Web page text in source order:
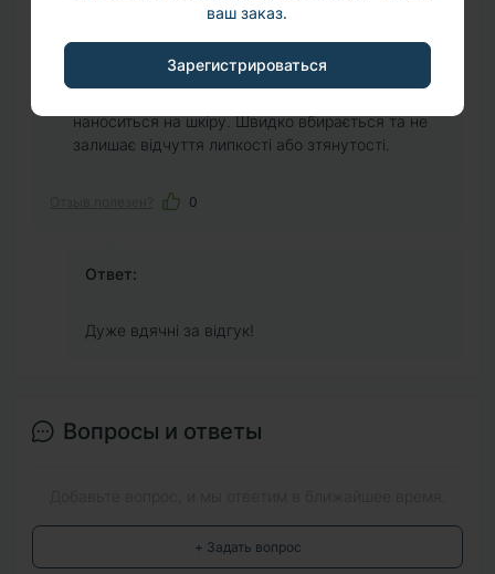
ваш заказ.
Зарегистрироваться
рекомендацією, а цю сироватку взяла собі сама, бо
Достоинства товара:
наноситься на шкіру. Швидко вбирається та не
залишає відчуття липкості або зтянутості.
0
Ответ:
Дуже вдячні за відгук!
Вопросы и ответы
+ Задать вопрос